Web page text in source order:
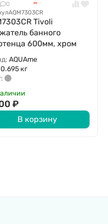
0
AQM7303CR
Tivoli
банного
600мм, хром
AQUAme
0.695 кг
₽
В корзину